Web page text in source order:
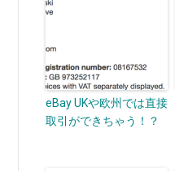
eBay UKや欧州では直接
取引ができちゃう！？